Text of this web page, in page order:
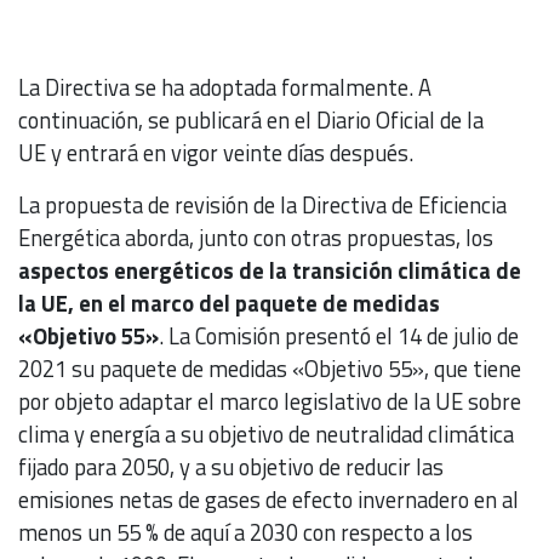
La Directiva se ha adoptada formalmente. A
continuación, se publicará en el Diario Oficial de la
UE y entrará en vigor veinte días después.
La propuesta de revisión de la Directiva de Eficiencia
Energética aborda, junto con otras propuestas, los
aspectos energéticos de la transición climática de
la UE, en el marco del paquete de medidas
«Objetivo 55». La Comisión presentó el 14 de julio de
2021 su paquete de medidas «Objetivo 55», que tiene
por objeto adaptar el marco legislativo de la UE sobre
clima y energía a su objetivo de neutralidad climática
fijado para 2050, y a su objetivo de reducir las
emisiones netas de gases de efecto invernadero en al
menos un 55 % de aquí a 2030 con respecto a los